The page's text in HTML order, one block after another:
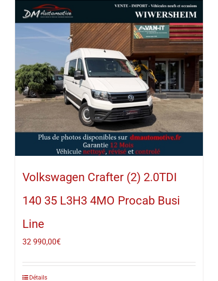
Volkswagen Crafter (2) 2.0TDI
140 35 L3H3 4MO Procab Busi
Line
32 990,00€
Détails